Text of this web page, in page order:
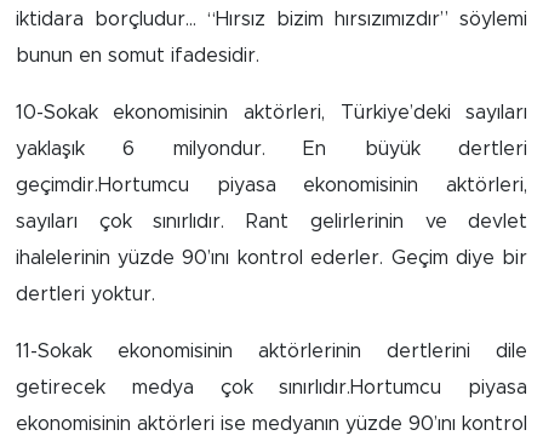
iktidara borçludur… “Hırsız bizim hırsızımızdır” söylemi
bunun en somut ifadesidir.
10-Sokak ekonomisinin aktörleri, Türkiye’deki sayıları
yaklaşık 6 milyondur. En büyük dertleri
geçimdir.Hortumcu piyasa ekonomisinin aktörleri,
sayıları çok sınırlıdır. Rant gelirlerinin ve devlet
ihalelerinin yüzde 90’ını kontrol ederler. Geçim diye bir
dertleri yoktur.
11-Sokak ekonomisinin aktörlerinin dertlerini dile
getirecek medya çok sınırlıdır.Hortumcu piyasa
ekonomisinin aktörleri ise medyanın yüzde 90’ını kontrol